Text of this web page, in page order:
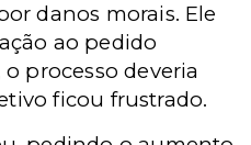
danos morais. Ele
ao pedido
processo deveria
ficou frustrado.